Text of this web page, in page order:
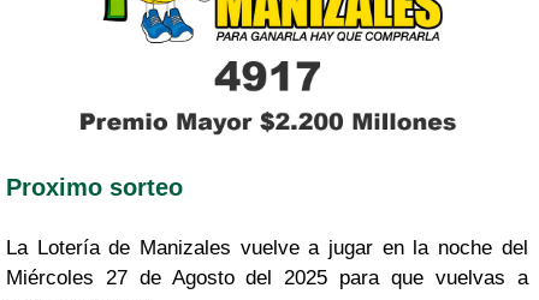
Proximo sorteo
La Lotería de Manizales vuelve a jugar en la noche del
Miércoles 27 de Agosto del 2025 para que vuelvas a